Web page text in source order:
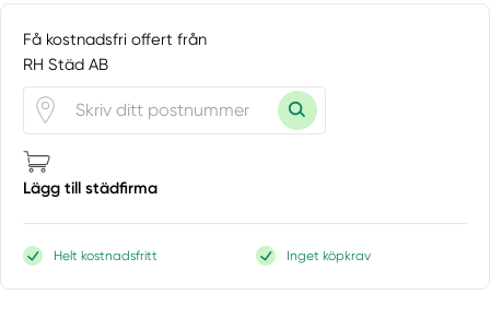
Få kostnadsfri offert från
RH Städ AB
Lägg till städfirma
Helt kostnadsfritt Inget köpkrav